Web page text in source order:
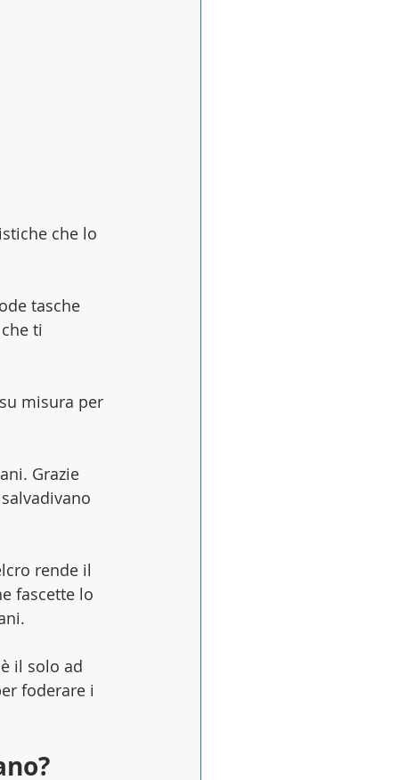
che lo
tasche
ti
misura per
Grazie
rende il
fascette lo
il solo ad
foderare i